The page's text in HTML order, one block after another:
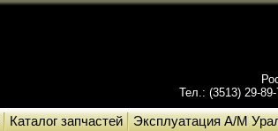
Тел.: (3513) 29-
Каталог запчастей Эксплуатация А/М